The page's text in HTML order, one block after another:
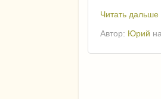
Читать дальше
Автор: Юрий на